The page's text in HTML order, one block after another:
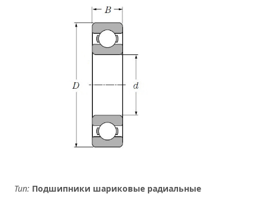
Тип: Подшипники шариковые радиальные